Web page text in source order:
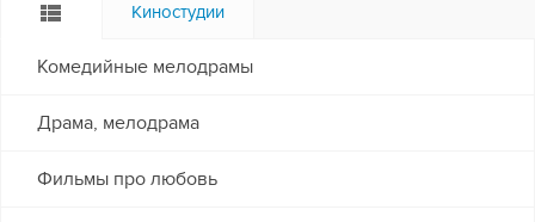
Киностудии
Комедийные мелодрамы
Драма, мелодрама
Фильмы про любовь